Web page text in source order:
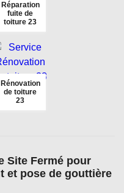
Réparation
fuite de
toiture 23
Rénovation
de toiture
23
Site Fermé pour
et pose de gouttière